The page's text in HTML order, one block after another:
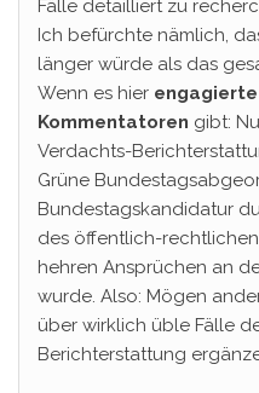
Fälle detailliert zu
Ich befürchte nämlich,
länger würde als das
Wenn es hier
Kommentatoren gibt:
Verdachts-
Grüne
Bundestagskandidatur
des öffentlich-
hehren Ansprüchen an
wurde. Also: Mögen
über wirklich üble Fälle
Berichterstattung